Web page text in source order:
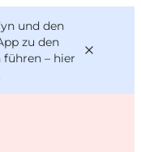
und den
zu den
führen – hier